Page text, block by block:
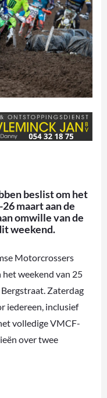
beslist om het
maart aan de
omwille van de
weekend.
Motorcrossers
weekend van 25
Zaterdag
iedereen, inclusief
volledige VMCF-
over twee